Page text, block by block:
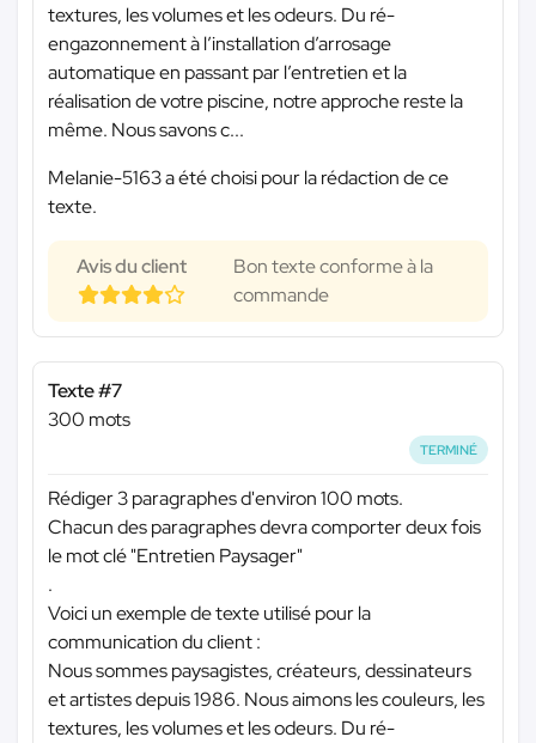
textures, les volumes et les odeurs. Du ré-
engazonnement à l’installation d’arrosage
automatique en passant par l’entretien et la
réalisation de votre piscine, notre approche reste la
même. Nous savons c...
Melanie-5163 a été choisi pour la rédaction de ce
texte.
Avis du client
Bon texte conforme à la
commande
Texte #7
300 mots
TERMINÉ
Rédiger 3 paragraphes d'environ 100 mots.
Chacun des paragraphes devra comporter deux fois
le mot clé "Entretien Paysager"
.
Voici un exemple de texte utilisé pour la
communication du client :
Nous sommes paysagistes, créateurs, dessinateurs
et artistes depuis 1986. Nous aimons les couleurs, les
textures, les volumes et les odeurs. Du ré-